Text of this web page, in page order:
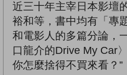
近三十年主宰日本影壇
裕和等，書中均有「專
和電影人的多篇分論，
口龍介的Drive My Car
你怎麼捨得不買來看？”